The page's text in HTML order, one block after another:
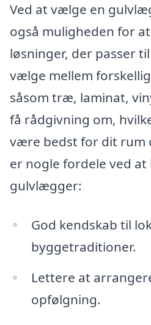
Ved at vælge en
også muligheden for
løsninger, der passer
vælge mellem
såsom træ, laminat,
få rådgivning om,
være bedst for dit rum
er nogle fordele ved
gulvlægger:
God kendskab til
byggetraditioner.
Lettere at
opfølgning.